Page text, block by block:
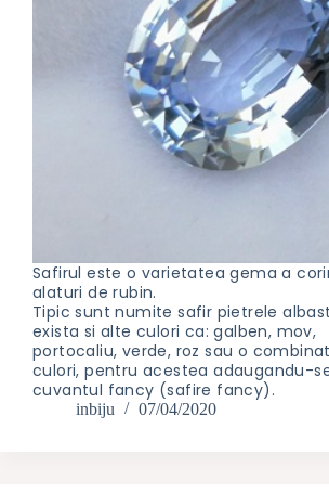
Safirul este o varietatea gema a
alaturi de rubin.
Tipic sunt numite safir pietrele
exista si alte culori ca: galben, mov,
portocaliu, verde, roz sau o
culori, pentru acestea adaugandu-
cuvantul fancy (safire fancy).
inbiju 07/04/2020